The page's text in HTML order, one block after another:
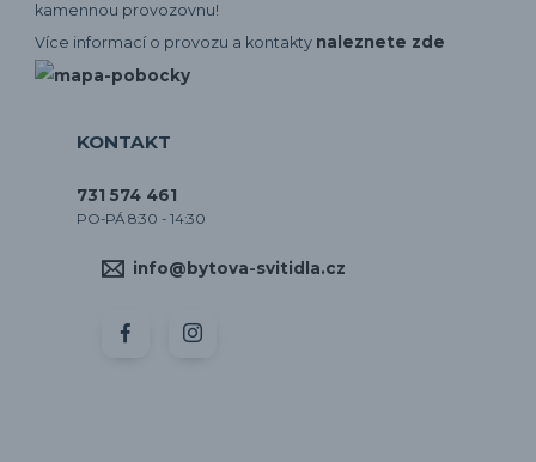
kamennou provozovnu!
Více informací o provozu a kontakty naleznete zde
KONTAKT
731 574 461
PO-PÁ 8:30 - 14:30
info@bytova-svitidla.cz